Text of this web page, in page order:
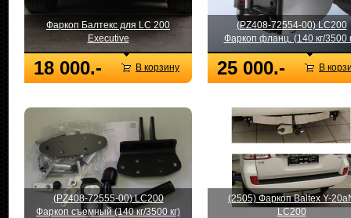
Фаркоп Балтекс для LC 200
Executive
18 000.- В корзину
(PZ408-72554-00) LC200
Фаркоп фланц. (140 кг/3500
25 000.- В
(PZ408-72555-00) LC200
Фаркоп съемный (140 кг/3500 кг)
(2505) Фаркоп Baltex Y-
LC200